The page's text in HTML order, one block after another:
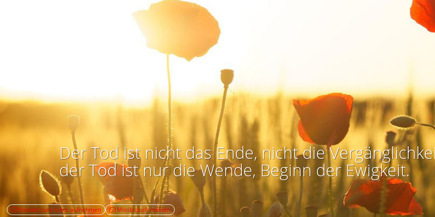
Der Tod ist nicht das Ende, nicht die
der Tod ist nur die Wende, Beginn der Ewigkeit.
Kontakt zum Autor aufnehmen Missbrauch melden